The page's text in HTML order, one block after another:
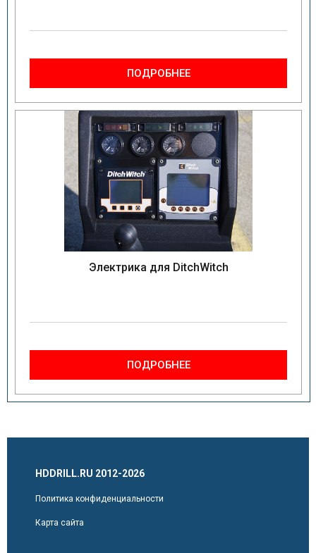
ПОДРОБНЕЕ
Электрика для DitchWitch
ПОДРОБНЕЕ
HDDRILL.RU 2012-2026
Политика конфиденциальности
Карта сайта